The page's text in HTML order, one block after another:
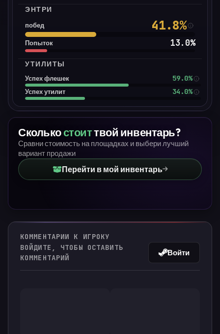
ЭНТРИ
побед 41.8%
Попыток 13.0%
УТИЛИТЫ
Успех флешек 59.0%
Успех утилит 34.0%
Сколькостоиттвой инвентарь?
Сравни стоимость на площадках и выбери лучший
вариант продажи
Перейти в мой инвентарь
КОММЕНТАРИИ К ИГРОКУ
ВОЙДИТЕ, ЧТОБЫ ОСТАВИТЬ
КОММЕНТАРИЙ
Войти